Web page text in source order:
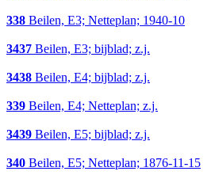
338 Beilen, E3; Netteplan; 1940-10
3437 Beilen, E3; bijblad; z.j.
3438 Beilen, E4; bijblad; z.j.
339 Beilen, E4; Netteplan; z.j.
3439 Beilen, E5; bijblad; z.j.
340 Beilen, E5; Netteplan; 1876-11-15